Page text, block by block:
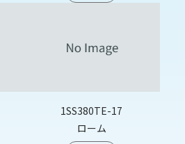
1SS380TE-17
ローム